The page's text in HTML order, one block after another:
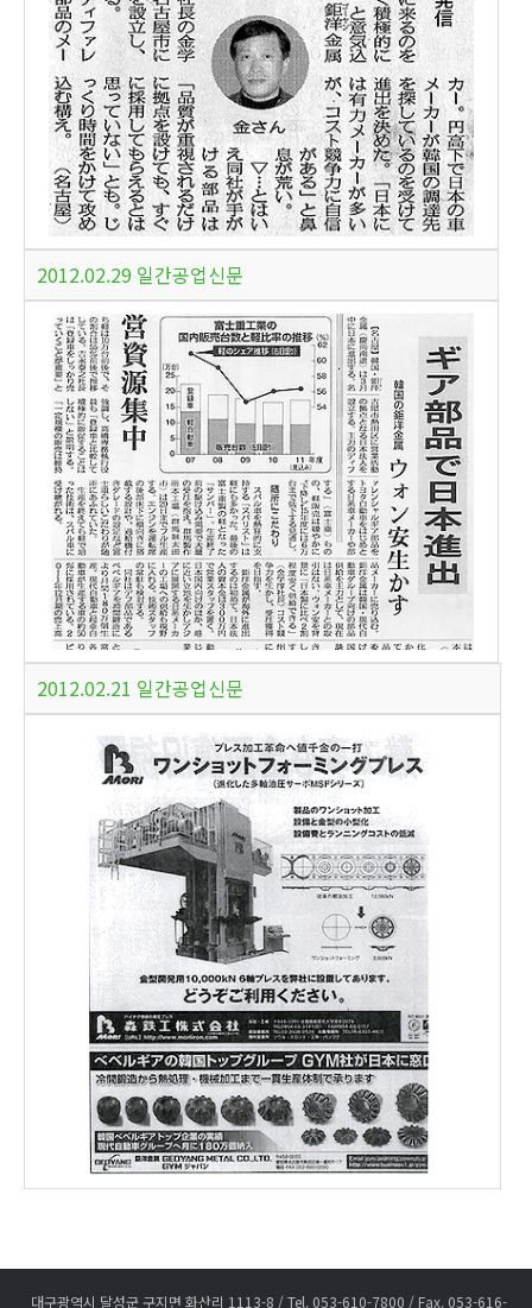
2012.02.29 일간공업신문
2012.02.21 일간공업신문
대구광역시 달성군 구지면 화산리 1113-8 / Tel. 053-610-7800 / Fax. 053-616-